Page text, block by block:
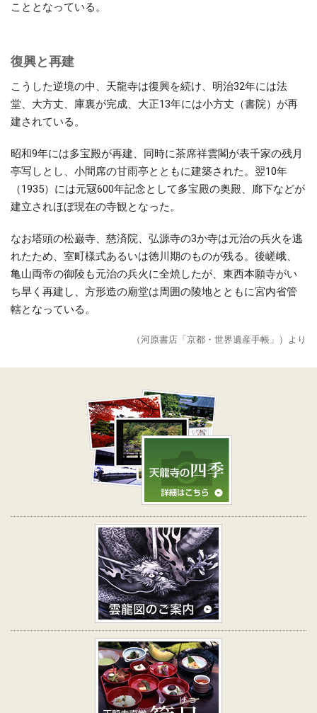
こととなっている。
復興と再建
こうした逆境の中、天龍寺は復興を続け、明治32年には法
堂、大方丈、庫裏が完成、大正13年には小方丈（書院）が再
建されている。
昭和9年には多宝殿が再建、同時に茶席祥雲閣が表千家の残月
亭写しとし、小間席の甘雨亭とともに建築された。翌10年
（1935）には元冦600年記念として多宝殿の奥殿、廊下などが
建立されほぼ現在の寺観となった。
なお塔頭の松巌寺、慈済院、弘源寺の3か寺は元治の兵火を逃
れたため、室町様式あるいは徳川期のものが残る。後嵯峨、
亀山両帝の御陵も元治の兵火に全焼したが、東西本願寺がい
ち早く再建し、方形造の廟堂は周囲の陵地とともに宮内省管
轄となっている。
（河原書店「京都・世界遺産手帳」）より
天龍寺の四季
雲龍図のご案内